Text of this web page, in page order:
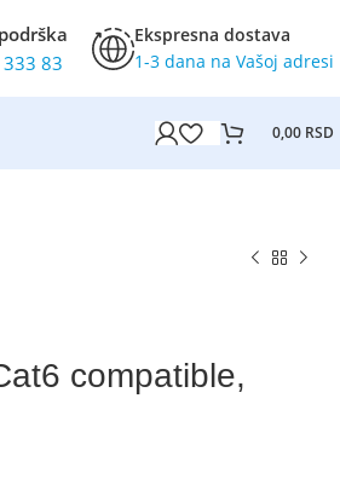
83
Ekspresna dostava
1-3 dana na Vašoj adresi
0,00 RSD
compatible,